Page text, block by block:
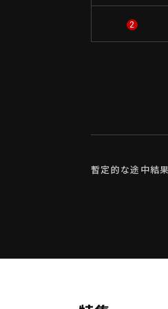
2
暫定的な途中結